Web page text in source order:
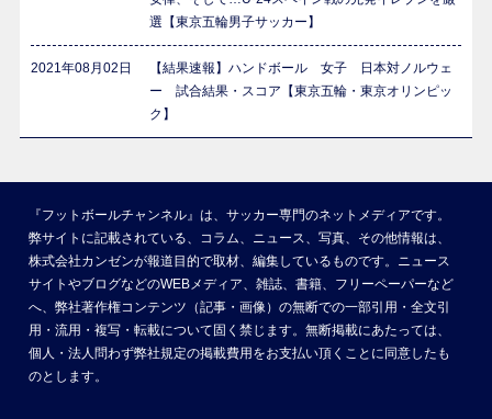
選【東京五輪男子サッカー】
2021年08月02日
【結果速報】ハンドボール 女子 日本対ノルウェ
ー 試合結果・スコア【東京五輪・東京オリンピッ
ク】
『フットボールチャンネル』は、サッカー専門のネットメディアです。
弊サイトに記載されている、コラム、ニュース、写真、その他情報は、
株式会社カンゼンが報道目的で取材、編集しているものです。ニュース
サイトやブログなどのWEBメディア、雑誌、書籍、フリーペーパーなど
へ、弊社著作権コンテンツ（記事・画像）の無断での一部引用・全文引
用・流用・複写・転載について固く禁じます。無断掲載にあたっては、
個人・法人問わず弊社規定の掲載費用をお支払い頂くことに同意したも
のとします。